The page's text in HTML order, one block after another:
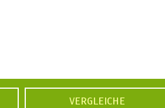
VERGLEICHE